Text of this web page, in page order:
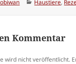
Kategorien
Haustiere,
Kommentar
wird nicht veröffentlicht.